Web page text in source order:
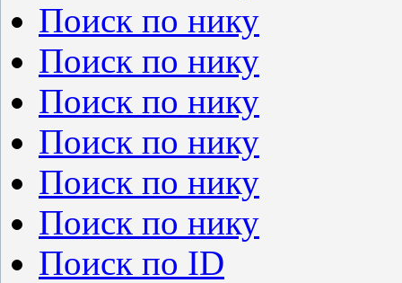
Поиск по нику
Поиск по нику
Поиск по нику
Поиск по нику
Поиск по нику
Поиск по нику
Поиск по ID